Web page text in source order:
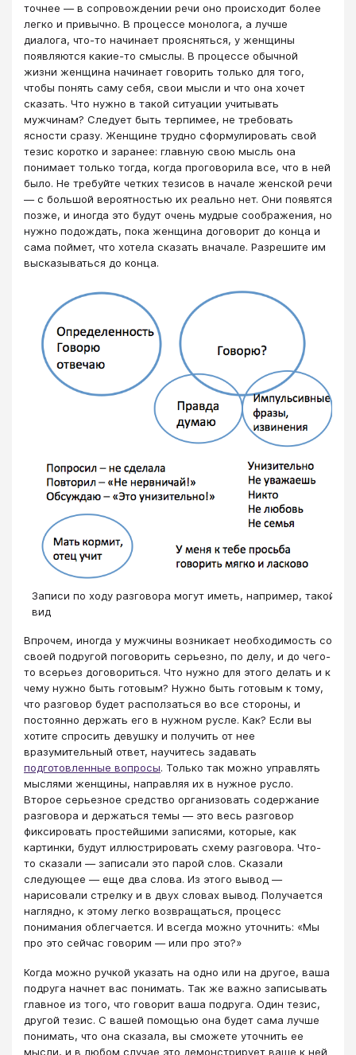
точнее — в сопровождении речи оно происходит более
легко и привычно. В процессе монолога, а лучше
диалога, что-то начинает проясняться, у женщины
появляются какие-то смыслы. В процессе обычной
жизни женщина начинает говорить только для того,
чтобы понять саму себя, свои мысли и что она хочет
сказать. Что нужно в такой ситуации учитывать
мужчинам? Следует быть терпимее, не требовать
ясности сразу. Женщине трудно сформулировать свой
тезис коротко и заранее: главную свою мысль она
понимает только тогда, когда проговорила все, что в ней
было. Не требуйте четких тезисов в начале женской речи
— с большой вероятностью их реально нет. Они появятся
позже, и иногда это будут очень мудрые соображения, но
нужно подождать, пока женщина договорит до конца и
сама поймет, что хотела сказать вначале. Разрешите им
высказываться до конца.
Записи по ходу разговора могут иметь, например, такой
вид
Впрочем, иногда у мужчины возникает необходимость со
своей подругой поговорить серьезно, по делу, и до чего-
то всерьез договориться. Что нужно для этого делать и к
чему нужно быть готовым? Нужно быть готовым к тому,
что разговор будет расползаться во все стороны, и
постоянно держать его в нужном русле. Как? Если вы
хотите спросить девушку и получить от нее
вразумительный ответ, научитесь задавать
подготовленные вопросы. Только так можно управлять
мыслями женщины, направляя их в нужное русло.
Второе серьезное средство организовать содержание
разговора и держаться темы — это весь разговор
фиксировать простейшими записями, которые, как
картинки, будут иллюстрировать схему разговора. Что-
то сказали — записали это парой слов. Сказали
следующее — еще два слова. Из этого вывод —
нарисовали стрелку и в двух словах вывод. Получается
наглядно, к этому легко возвращаться, процесс
понимания облегчается. И всегда можно уточнить: «Мы
про это сейчас говорим — или про это?»
Когда можно ручкой указать на одно или на другое, ваша
подруга начнет вас понимать. Так же важно записывать
главное из того, что говорит ваша подруга. Один тезис,
другой тезис. С вашей помощью она будет сама лучше
понимать, что она сказала, вы сможете уточнить ее
мысли, и в любом случае это демонстрирует ваше к ней